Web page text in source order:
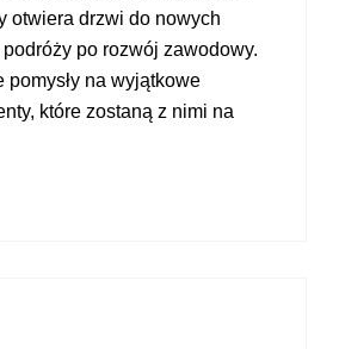
otwiera drzwi do nowych
po rozwój zawodowy.
pomysły na wyjątkowe
które zostaną z nimi na